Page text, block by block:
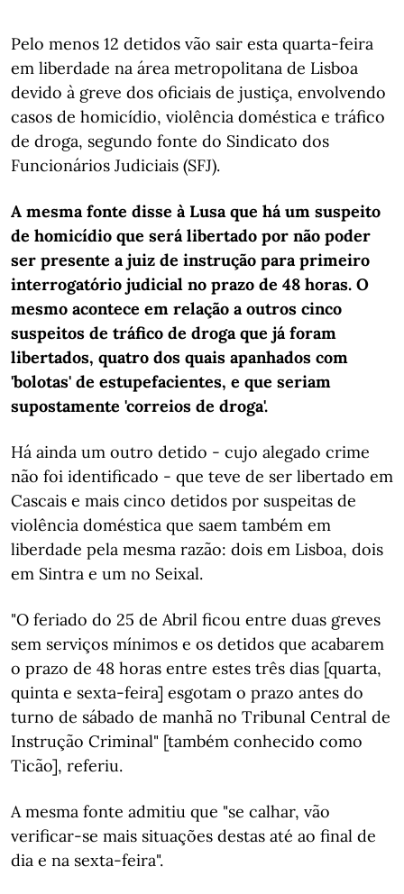
Pelo menos 12 detidos vão sair esta quarta-feira
em liberdade na área metropolitana de Lisboa
devido à greve dos oficiais de justiça, envolvendo
casos de homicídio, violência doméstica e tráfico
de droga, segundo fonte do Sindicato dos
Funcionários Judiciais (SFJ).
A mesma fonte disse à Lusa que há um suspeito
de homicídio que será libertado por não poder
ser presente a juiz de instrução para primeiro
interrogatório judicial no prazo de 48 horas. O
mesmo acontece em relação a outros cinco
suspeitos de tráfico de droga que já foram
libertados, quatro dos quais apanhados com
'bolotas' de estupefacientes, e que seriam
supostamente 'correios de droga'.
Há ainda um outro detido - cujo alegado crime
não foi identificado - que teve de ser libertado em
Cascais e mais cinco detidos por suspeitas de
violência doméstica que saem também em
liberdade pela mesma razão: dois em Lisboa, dois
em Sintra e um no Seixal.
"O feriado do 25 de Abril ficou entre duas greves
sem serviços mínimos e os detidos que acabarem
o prazo de 48 horas entre estes três dias [quarta,
quinta e sexta-feira] esgotam o prazo antes do
turno de sábado de manhã no Tribunal Central de
Instrução Criminal" [também conhecido como
Ticão], referiu.
A mesma fonte admitiu que "se calhar, vão
verificar-se mais situações destas até ao final de
dia e na sexta-feira".